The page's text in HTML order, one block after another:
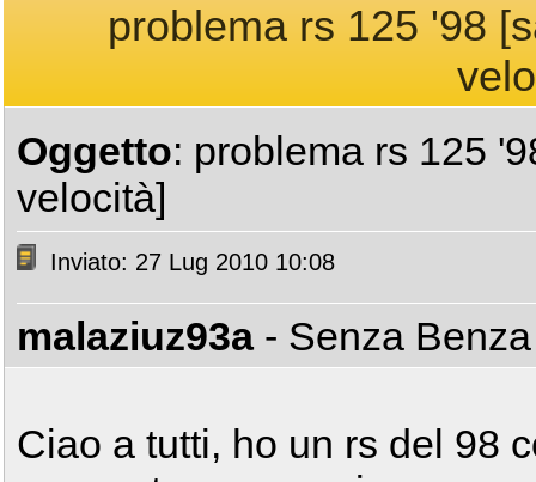
problema rs 125 '98
Oggetto: problema rs 125
velocità]
Inviato: 27 Lug 2010 10:08
malaziuz93a - Senza
Ciao a tutti, ho un rs del 98